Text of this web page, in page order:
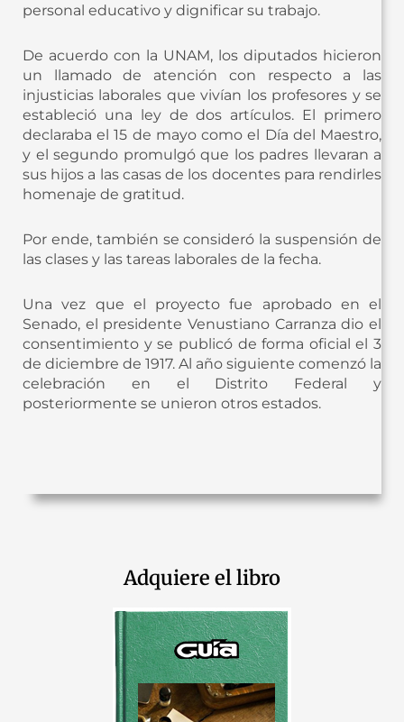
personal educativo y dignificar su trabajo.
De acuerdo con la UNAM, los diputados hicieron
un llamado de atención con respecto a las
injusticias laborales que vivían los profesores y se
estableció una ley de dos artículos. El primero
declaraba el 15 de mayo como el Día del Maestro,
y el segundo promulgó que los padres llevaran a
sus hijos a las casas de los docentes para rendirles
homenaje de gratitud.
Por ende, también se consideró la suspensión de
las clases y las tareas laborales de la fecha.
Una vez que el proyecto fue aprobado en el
Senado, el presidente Venustiano Carranza dio el
consentimiento y se publicó de forma oficial el 3
de diciembre de 1917. Al año siguiente comenzó la
celebración en el Distrito Federal y
posteriormente se unieron otros estados.
Adquiere el libro